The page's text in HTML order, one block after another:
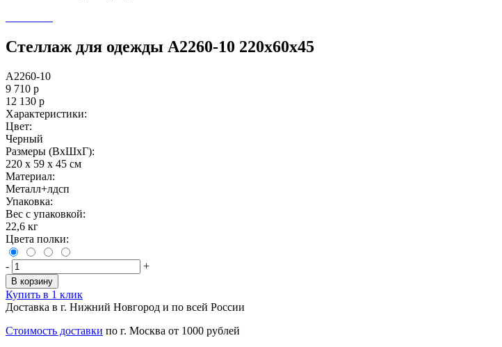
Стеллаж для одежды A2260-10 220х60х45
A2260-10
9 710 р
12 130 р
Характеристики:
Цвет:
Черный
Размеры (ВxШxГ):
220 x 59 x 45 см
Материал:
Металл+лдсп
Упаковка:
Вес с упаковкой:
22,6 кг
Цвета полки:
- +
В корзину
Купить в 1 клик
Доставка в г. Нижний Новгород и по всей России
Стоимость доставки по г. Москва от 1000 рублей